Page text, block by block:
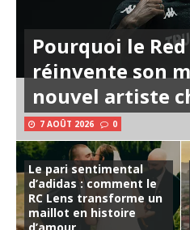
Pourquoi le Red
réinvente son
nouvel artiste
7 AOÛT 2026 0
Le pari sentimental
d’adidas : comment le
RC Lens transforme un
maillot en histoire